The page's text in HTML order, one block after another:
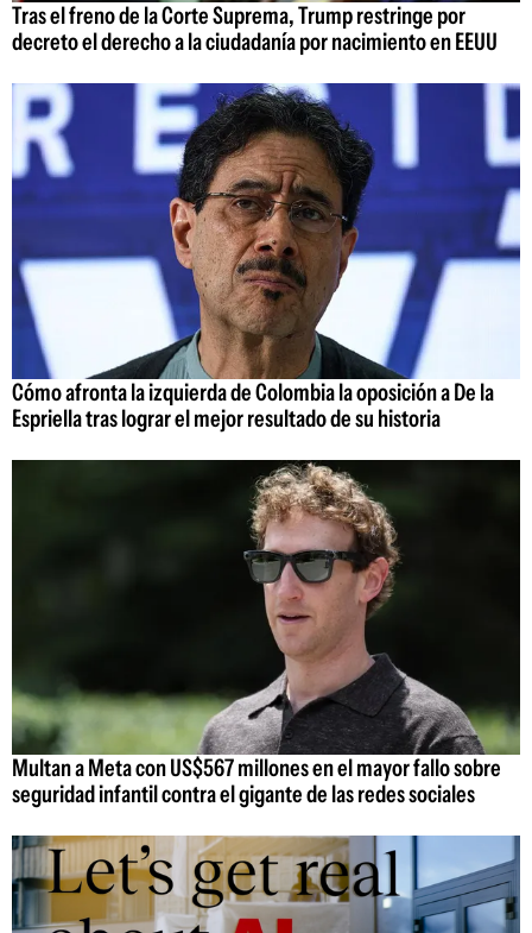
Tras el freno de la Corte Suprema, Trump restringe por
decreto el derecho a la ciudadanía por nacimiento en EEUU
Cómo afronta la izquierda de Colombia la oposición a De la
Espriella tras lograr el mejor resultado de su historia
Multan a Meta con US$567 millones en el mayor fallo sobre
seguridad infantil contra el gigante de las redes sociales